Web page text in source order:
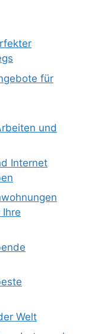
für
und
Internet
Welt